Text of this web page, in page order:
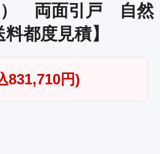
） 両面引戸 自然
都度見積】
831,710円)